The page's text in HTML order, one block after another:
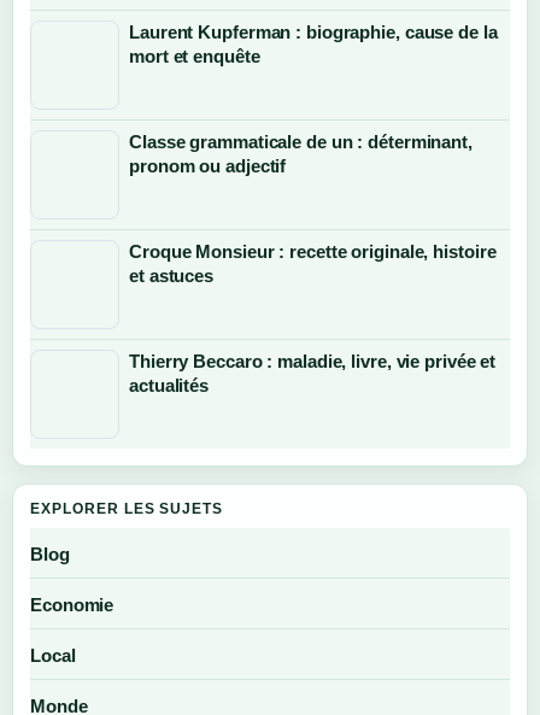
Laurent Kupferman : biographie, cause de la
mort et enquête
Classe grammaticale de un : déterminant,
pronom ou adjectif
Croque Monsieur : recette originale, histoire
et astuces
Thierry Beccaro : maladie, livre, vie privée et
actualités
EXPLORER LES SUJETS
Blog
Economie
Local
Monde